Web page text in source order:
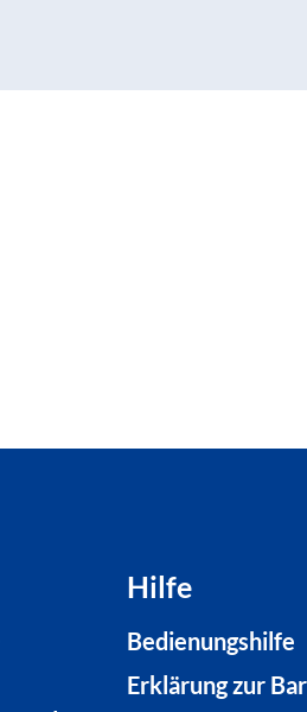
Hilfe
Bedienungshilfe
Erklärung zur